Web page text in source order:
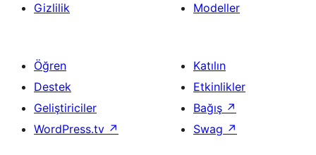
Gizlilik
Modeller
Öğren
Destek
Geliştiriciler
WordPress.tv ↗
Katılın
Etkinlikler
Bağış ↗
Swag ↗